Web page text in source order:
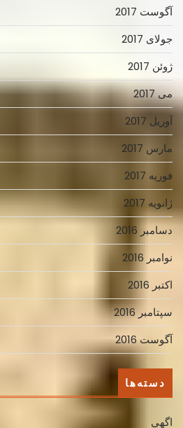
آگوست 2017
جولای 2017
ژوئن 2017
می 2017
آوریل 2017
مارس 2017
فوریه 2017
ژانویه 2017
دسامبر 2016
نوامبر 2016
اکتبر 2016
سپتامبر 2016
آگوست 2016
دسته‌ها
اگهی